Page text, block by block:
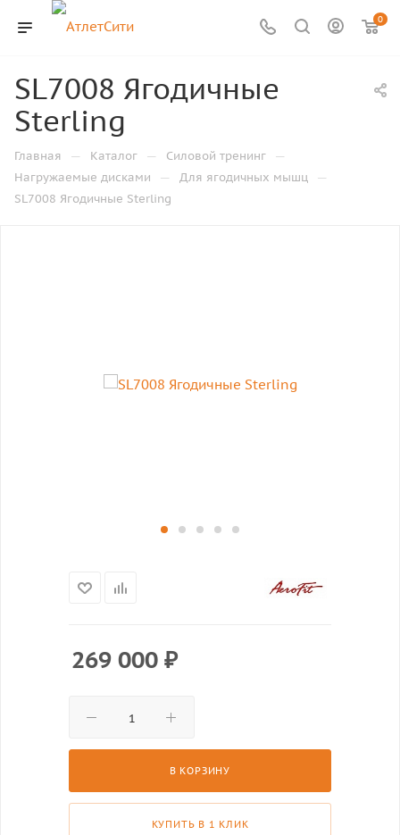
0
SL7008 Ягодичные
Sterling
Главная — Каталог — Силовой тренинг —
Нагружаемые дисками — Для ягодичных мышц —
SL7008 Ягодичные Sterling
269 000 ₽
В КОРЗИНУ
КУПИТЬ В 1 КЛИК